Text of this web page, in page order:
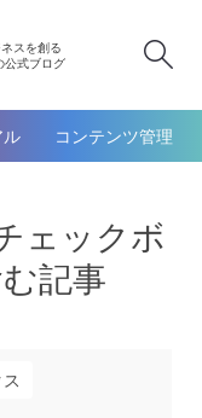
スを創る
公式ブログ
ル コンテンツ管理
ェックボ
記事